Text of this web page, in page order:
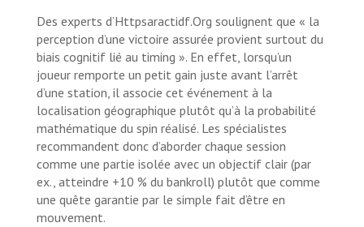
Des experts d’Httpsaractidf.Org soulignent que « la
perception d’une victoire assurée provient surtout du
biais cognitif lié au timing ». En effet, lorsqu’un
joueur remporte un petit gain juste avant l’arrêt
d’une station, il associe cet événement à la
localisation géographique plutôt qu’à la probabilité
mathématique du spin réalisé. Les spécialistes
recommandent donc d’aborder chaque session
comme une partie isolée avec un objectif clair (par
ex., atteindre +10 % du bankroll) plutôt que comme
une quête garantie par le simple fait d’être en
mouvement.